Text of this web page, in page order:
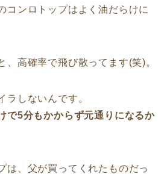
コンロトップはよく油だらけに
、高確率で飛び散ってます(笑)。
ラしないんです。
で5分もかからず元通りになるか
は、父が買ってくれたものだっ